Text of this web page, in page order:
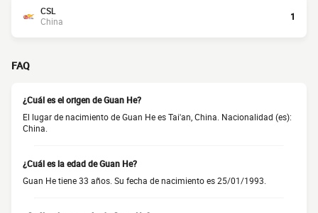
CSL
China
1
FAQ
¿Cuál es el origen de Guan He?
El lugar de nacimiento de Guan He es Tai'an, China. Nacionalidad (es):
China.
¿Cuál es la edad de Guan He?
Guan He tiene 33 años. Su fecha de nacimiento es 25/01/1993.